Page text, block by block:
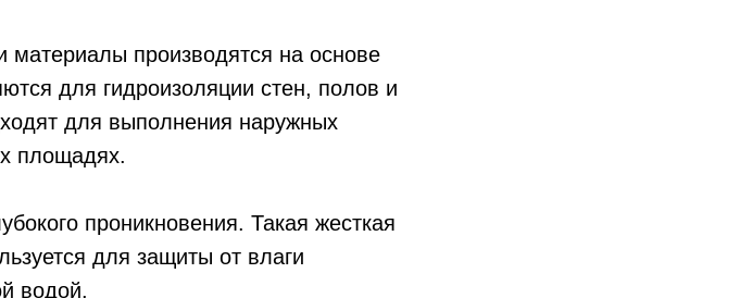
производятся на основе
для гидроизоляции стен, полов и
для выполнения наружных
площадях.
проникновения. Такая жесткая
для защиты от влаги
водой.